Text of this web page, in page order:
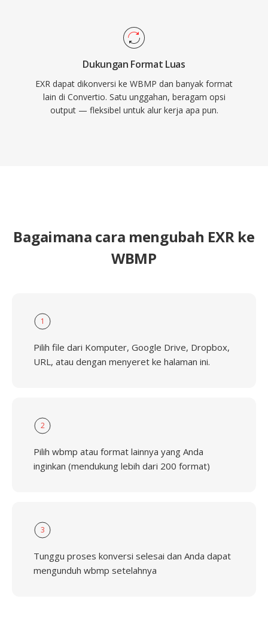
Dukungan Format Luas
EXR dapat dikonversi ke WBMP dan banyak format
lain di Convertio. Satu unggahan, beragam opsi
output — fleksibel untuk alur kerja apa pun.
Bagaimana cara mengubah EXR ke
WBMP
1
Pilih file dari Komputer, Google Drive, Dropbox,
URL, atau dengan menyeret ke halaman ini.
2
Pilih wbmp atau format lainnya yang Anda
inginkan (mendukung lebih dari 200 format)
3
Tunggu proses konversi selesai dan Anda dapat
mengunduh wbmp setelahnya